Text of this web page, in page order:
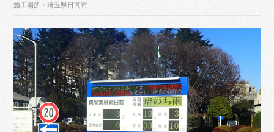
施工場所：埼玉県日高市